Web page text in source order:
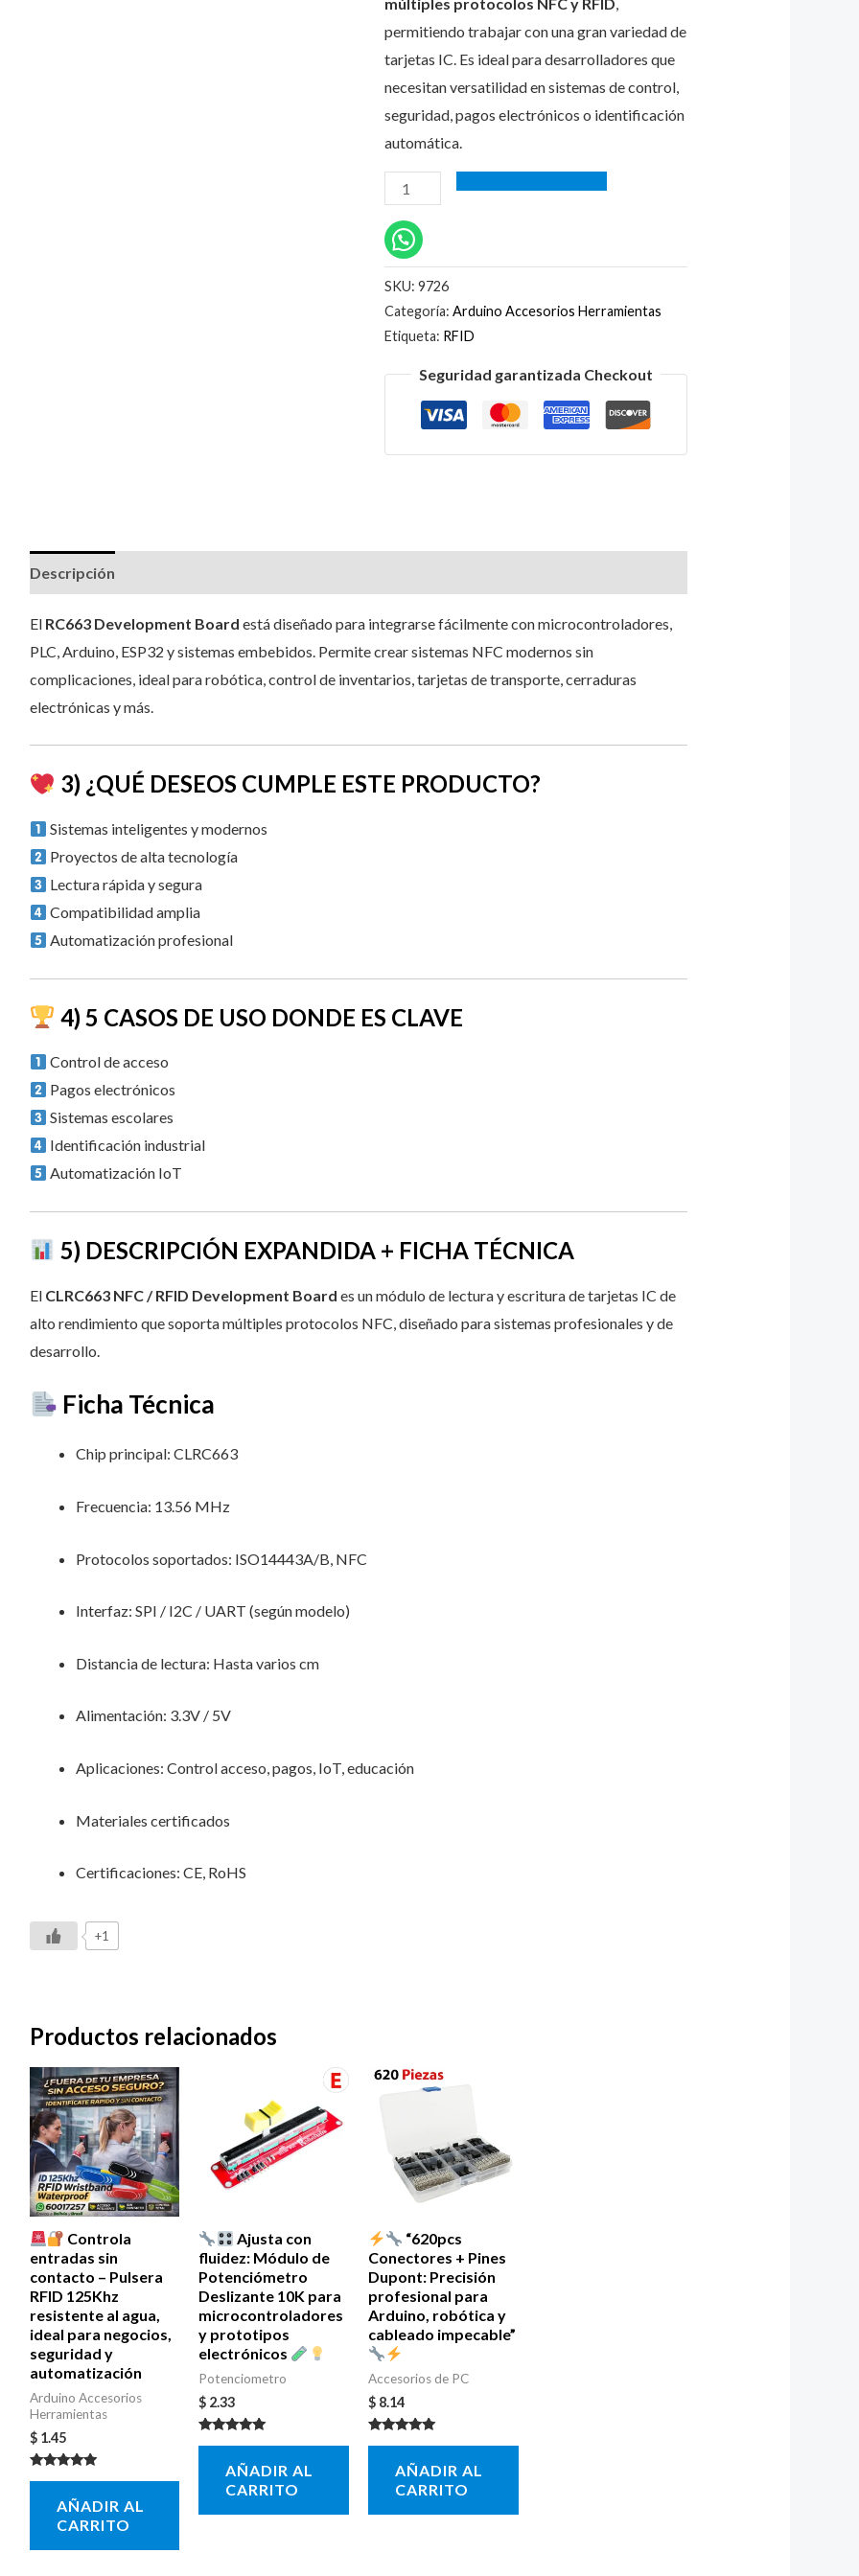
permitiendo trabajar con una gran variedad de
tarjetas IC. Es ideal para desarrolladores que
necesitan versatilidad en sistemas de control,
seguridad, pagos electrónicos o identificación
automática.
SKU:9726
Categoría:Arduino Accesorios Herramientas
Etiqueta: RFID
Seguridad garantizada Checkout
Descripción
El RC663 Development Board está diseñado para integrarse fácilmente con microcontroladores,
PLC, Arduino, ESP32 y sistemas embebidos. Permite crear sistemas NFC modernos sin
complicaciones, ideal para robótica, control de inventarios, tarjetas de transporte, cerraduras
electrónicas y más.
3) ¿QUÉ DESEOS CUMPLE ESTE PRODUCTO?
Sistemas inteligentes y modernos
Proyectos de alta tecnología
Lectura rápida y segura
Compatibilidad amplia
Automatización profesional
4) 5 CASOS DE USO DONDE ES CLAVE
Control de acceso
Pagos electrónicos
Sistemas escolares
Identificación industrial
Automatización IoT
5) DESCRIPCIÓN EXPANDIDA + FICHA TÉCNICA
El CLRC663 NFC / RFID Development Board es un módulo de lectura y escritura de tarjetas IC de
alto rendimiento que soporta múltiples protocolos NFC, diseñado para sistemas profesionales y de
desarrollo.
Ficha Técnica
Chip principal: CLRC663
Frecuencia: 13.56 MHz
Protocolos soportados: ISO14443A/B, NFC
Interfaz: SPI / I2C / UART (según modelo)
Distancia de lectura: Hasta varios cm
Alimentación: 3.3V / 5V
Aplicaciones: Control acceso, pagos, IoT, educación
Materiales certificados
Certificaciones: CE, RoHS
+1
Productos relacionados
Controla
entradas sin
contacto – Pulsera
RFID 125Khz
resistente al agua,
ideal para negocios,
seguridad y
automatización
Arduino Accesorios
Herramientas
$1.45
Valorado con
AÑADIR AL
CARRITO
Ajusta con
fluidez: Módulo de
Potenciómetro
Deslizante 10K para
microcontroladores
y prototipos
electrónicos
Potenciometro
$ 2.33
Valorado con
AÑADIR AL
CARRITO
“620pcs
Conectores + Pines
Dupont: Precisión
profesional para
Arduino, robótica y
cableado impecable”
Accesorios de PC
$ 8.14
Valorado con
AÑADIR AL
CARRITO